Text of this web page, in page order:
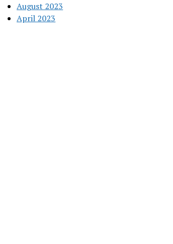
August 2023
April 2023